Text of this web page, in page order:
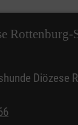
Rottenburg-
Diözese